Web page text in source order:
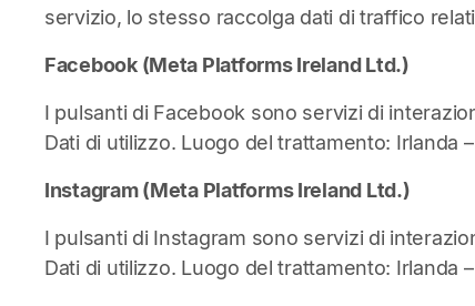
servizio, lo stesso raccolga dati di traffico
Facebook (Meta Platforms Ireland Ltd.)
I pulsanti di Facebook sono servizi di
Dati di utilizzo. Luogo del trattamento: Irlanda –
Instagram (Meta Platforms Ireland Ltd.)
I pulsanti di Instagram sono servizi di
Dati di utilizzo. Luogo del trattamento: Irlanda –